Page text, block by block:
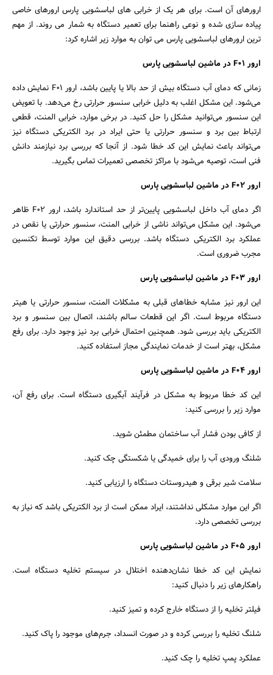
ارورهای آن است. برای هر یک از خرابی های لباسشویی پارس ارورهای خاصی
پیاده سازی شده و نوعی راهنما برای تعمیر دستگاه به شمار می روند. از مهم
ترین ارورهای لباسشویی پارس می توان به موارد زیر اشاره کرد:
ارور F01 در ماشین لباسشویی پارس
زمانی که دمای آب دستگاه بیش از حد بالا یا پایین باشد، ارور F01 نمایش داده
می‌شود. این مشکل اغلب به دلیل خرابی سنسور حرارتی رخ می‌دهد. با تعویض
این سنسور می‌توانید مشکل را حل کنید. در برخی موارد، خرابی المنت، قطعی
ارتباط بین برد و سنسور حرارتی یا حتی ایراد در برد الکتریکی دستگاه نیز
می‌تواند باعث نمایش این کد خطا شود. از آنجا که بررسی برد نیازمند دانش
فنی است، توصیه می‌شود با مراکز تخصصی تعمیرات تماس بگیرید.
ارور F02 در ماشین لباسشویی پارس
اگر دمای آب داخل لباسشویی پایین‌تر از حد استاندارد باشد، ارور F02 ظاهر
می‌شود. این مشکل می‌تواند ناشی از خرابی المنت، سنسور حرارتی یا نقص در
عملکرد برد الکتریکی دستگاه باشد. بررسی دقیق این موارد توسط تکنسین
مجرب ضروری است.
ارور F03 در ماشین لباسشویی پارس
این ارور نیز مشابه خطاهای قبلی به مشکلات المنت، سنسور حرارتی یا هیتر
دستگاه مربوط است. اگر این قطعات سالم باشند، اتصال بین سنسور و برد
الکتریکی باید بررسی شود. همچنین احتمال خرابی برد نیز وجود دارد. برای رفع
مشکل، بهتر است از خدمات نمایندگی مجاز استفاده کنید.
ارور F04 در ماشین لباسشویی پارس
این کد خطا مربوط به مشکل در فرآیند آبگیری دستگاه است. برای رفع آن،
موارد زیر را بررسی کنید:
از کافی بودن فشار آب ساختمان مطمئن شوید.
شلنگ ورودی آب را برای خمیدگی یا شکستگی چک کنید.
سلامت شیر برقی و هیدروستات دستگاه را ارزیابی کنید.
اگر این موارد مشکلی نداشتند، ایراد ممکن است از برد الکتریکی باشد که نیاز به
بررسی تخصصی دارد.
ارور F05 در ماشین لباسشویی پارس
نمایش این کد خطا نشان‌دهنده اختلال در سیستم تخلیه دستگاه است.
راهکارهای زیر را دنبال کنید:
فیلتر تخلیه را از دستگاه خارج کرده و تمیز کنید.
شلنگ تخلیه را بررسی کرده و در صورت انسداد، جرم‌های موجود را پاک کنید.
عملکرد پمپ تخلیه را چک کنید.